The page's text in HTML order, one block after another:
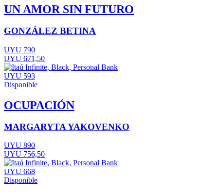
UN AMOR SIN FUTURO
GONZÁLEZ BETINA
UYU 790
UYU 671,50
UYU 593
Disponible
OCUPACIÓN
MARGARYTA YAKOVENKO
UYU 890
UYU 756,50
UYU 668
Disponible